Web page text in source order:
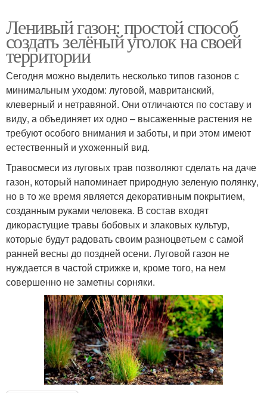
Ленивый газон: простой способ
создать зелёный уголок на своей
территории
Сегодня можно выделить несколько типов газонов с
минимальным уходом: луговой, мавританский,
клеверный и нетравяной. Они отличаются по составу и
виду, а объединяет их одно – высаженные растения не
требуют особого внимания и заботы, и при этом имеют
естественный и ухоженный вид.
Травосмеси из луговых трав позволяют сделать на даче
газон, который напоминает природную зеленую полянку,
но в то же время является декоративным покрытием,
созданным руками человека. В состав входят
дикорастущие травы бобовых и злаковых культур,
которые будут радовать своим разноцветьем с самой
ранней весны до поздней осени. Луговой газон не
нуждается в частой стрижке и, кроме того, на нем
совершенно не заметны сорняки.